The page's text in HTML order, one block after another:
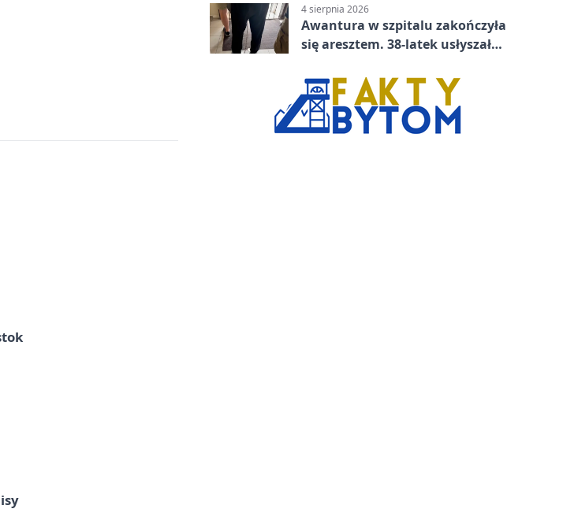
4 sierpnia 2026
Awantura w szpitalu zakończyła
się aresztem. 38-latek usłyszał